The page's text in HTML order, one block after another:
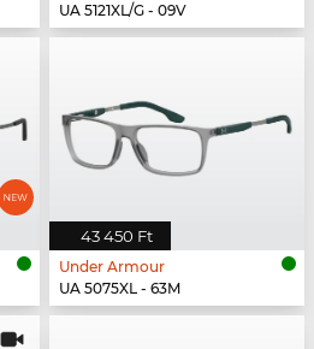
UA 5121XL/G - 09V
43 450 Ft
Under Armour
UA 5075XL - 63M